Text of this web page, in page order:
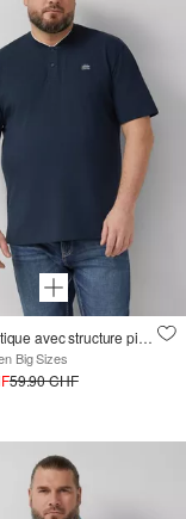
Polo élastique avec structure piquée
Big Sizes
59.90 CHF